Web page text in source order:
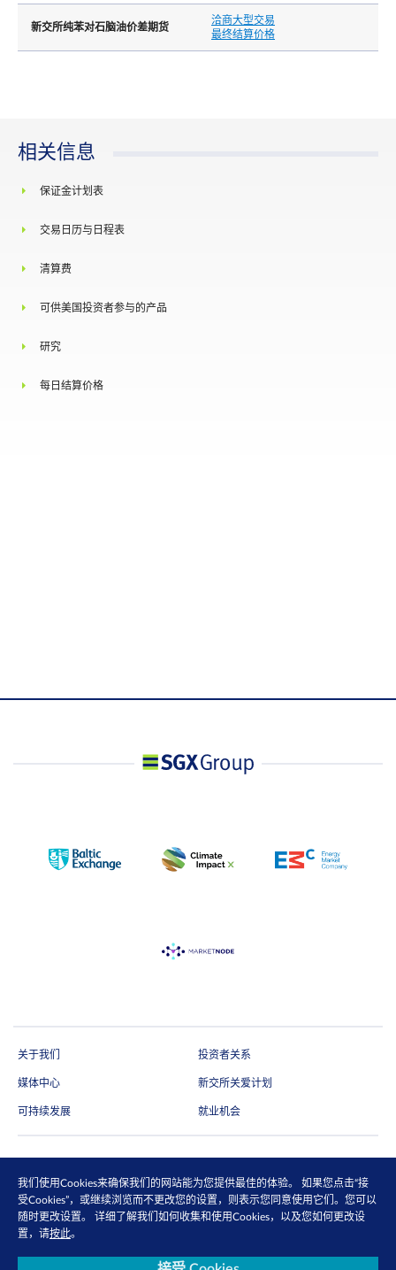
段注册T 时段的交易
结算基础
交付价格/最终结算价
持仓责任╱持仓限制
且头寸是市场交易的同一侧以及所有月度合约的持
新交所纯苯对石脑油价差期货
洽商大型交易
最终结算价格
相关信息
保证金计划表
交易日历与日程表
清算费
可供美国投资者参与的产品
研究
每日结算价格
关于我们 投资者关系
媒体中心 新交所关爱计划
可持续发展 就业机会
订阅电子快讯
通过电邮抢先收取市场更新、研究报告、产品信息等第一手内容
马上订阅
我们使用Cookies来确保我们的网站能为您提供最佳的体验。 如果您点击“接
受Cookies”，或继续浏览而不更改您的设置，则表示您同意使用它们。您可以
随时更改设置。 详细了解我们如何收集和使用Cookies，以及您如何更改设
置，请按此。